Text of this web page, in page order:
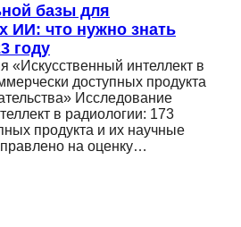
базы для
ИИ: что нужно знать
году
«Искусственный интеллект в
доступных продукта
Исследование
в радиологии: 173
продукта и их научные
на оценку…